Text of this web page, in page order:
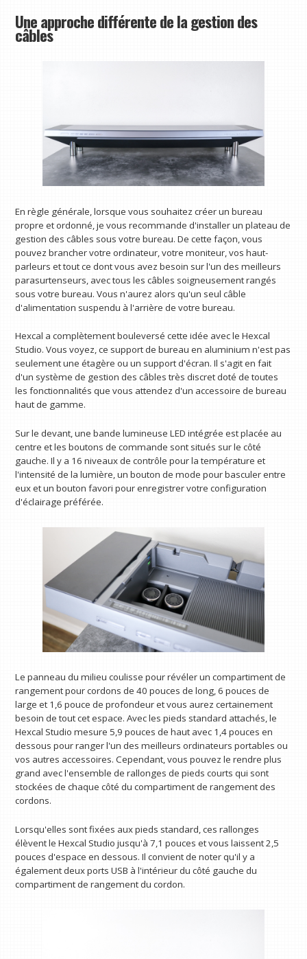
Une approche différente de la gestion des
câbles
En règle générale, lorsque vous souhaitez créer un bureau
propre et ordonné, je vous recommande d'installer un plateau de
gestion des câbles sous votre bureau. De cette façon, vous
pouvez brancher votre ordinateur, votre moniteur, vos haut-
parleurs et tout ce dont vous avez besoin sur l'un des meilleurs
parasurtenseurs, avec tous les câbles soigneusement rangés
sous votre bureau. Vous n'aurez alors qu'un seul câble
d'alimentation suspendu à l'arrière de votre bureau.
Hexcal a complètement bouleversé cette idée avec le Hexcal
Studio. Vous voyez, ce support de bureau en aluminium n'est pas
seulement une étagère ou un support d'écran. Il s'agit en fait
d'un système de gestion des câbles très discret doté de toutes
les fonctionnalités que vous attendez d'un accessoire de bureau
haut de gamme.
Sur le devant, une bande lumineuse LED intégrée est placée au
centre et les boutons de commande sont situés sur le côté
gauche. Il y a 16 niveaux de contrôle pour la température et
l'intensité de la lumière, un bouton de mode pour basculer entre
eux et un bouton favori pour enregistrer votre configuration
d'éclairage préférée.
Le panneau du milieu coulisse pour révéler un compartiment de
rangement pour cordons de 40 pouces de long, 6 pouces de
large et 1,6 pouce de profondeur et vous aurez certainement
besoin de tout cet espace. Avec les pieds standard attachés, le
Hexcal Studio mesure 5,9 pouces de haut avec 1,4 pouces en
dessous pour ranger l'un des meilleurs ordinateurs portables ou
vos autres accessoires. Cependant, vous pouvez le rendre plus
grand avec l'ensemble de rallonges de pieds courts qui sont
stockées de chaque côté du compartiment de rangement des
cordons.
Lorsqu'elles sont fixées aux pieds standard, ces rallonges
élèvent le Hexcal Studio jusqu'à 7,1 pouces et vous laissent 2,5
pouces d'espace en dessous. Il convient de noter qu'il y a
également deux ports USB à l'intérieur du côté gauche du
compartiment de rangement du cordon.